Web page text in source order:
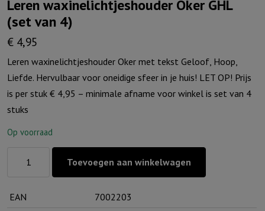
Leren waxinelichtjeshouder Oker GHL
(set van 4)
€ 4,95
Leren waxinelichtjeshouder Oker met tekst Geloof, Hoop,
Liefde. Hervulbaar voor oneidige sfeer in je huis! LET OP! Prijs
is per stuk € 4,95 – minimale afname voor winkel is set van 4
stuks
Op voorraad
GHL
Toevoegen aan winkelwagen
EAN 7002203